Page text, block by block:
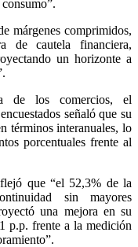
márgenes comprimidos,
de cautela financiera,
un horizonte a
de los comercios, el
señaló que su
términos interanuales, lo
porcentuales frente al
que “el 52,3% de la
sin mayores
una mejora en su
p.p. frente a la medición